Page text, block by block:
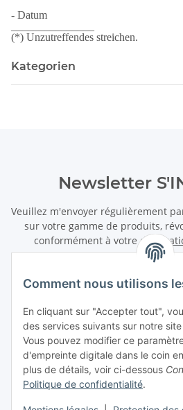
Comment nous utilisons
En cliquant sur "Accepter tout",
des services suivants sur notre
Vous pouvez modifier ce
d'empreinte digitale dans le coin
plus de détails, voir ci-dessous
Politique de confidentialité.
- Datum
(*) Unzutreffendes streichen.
Kategorien
Newsletter
Veuillez m'envoyer régulièrement
sur votre gamme de produits,
conformément à votre
données.
Newsletter S'INSCRIRE
Information
Information légale